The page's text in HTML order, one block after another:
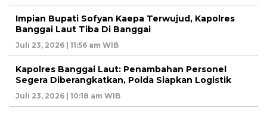
Impian Bupati Sofyan Kaepa Terwujud, Kapolres
Banggai Laut Tiba Di Banggai
Juli 23, 2026 | 11:56 am WIB
Kapolres Banggai Laut: Penambahan Personel
Segera Diberangkatkan, Polda Siapkan Logistik
Juli 23, 2026 | 10:18 am WIB